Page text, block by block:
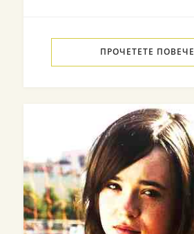
ПРОЧЕТЕТЕ ПОВЕЧЕ